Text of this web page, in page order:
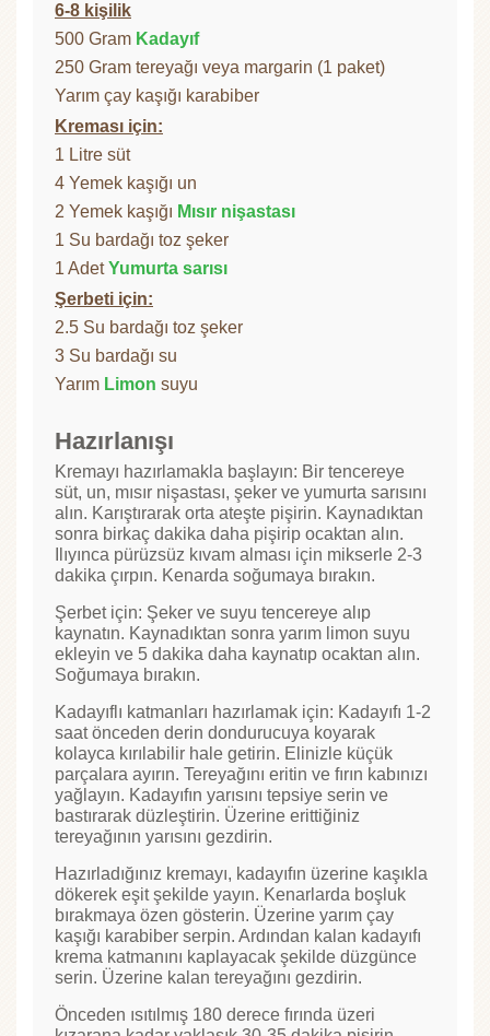
6-8 kişilik
500 Gram Kadayıf
250 Gram tereyağı veya margarin (1 paket)
Yarım çay kaşığı karabiber
Kreması için:
1 Litre süt
4 Yemek kaşığı un
2 Yemek kaşığı Mısır nişastası
1 Su bardağı toz şeker
1 AdetYumurta sarısı
Şerbeti için:
2.5 Su bardağı toz şeker
3 Su bardağı su
Yarım Limon suyu
Hazırlanışı
Kremayı hazırlamakla başlayın: Bir tencereye
süt, un, mısır nişastası, şeker ve yumurta sarısını
alın. Karıştırarak orta ateşte pişirin. Kaynadıktan
sonra birkaç dakika daha pişirip ocaktan alın.
Ilıyınca pürüzsüz kıvam alması için mikserle 2-3
dakika çırpın. Kenarda soğumaya bırakın.
Şerbet için: Şeker ve suyu tencereye alıp
kaynatın. Kaynadıktan sonra yarım limon suyu
ekleyin ve 5 dakika daha kaynatıp ocaktan alın.
Soğumaya bırakın.
Kadayıflı katmanları hazırlamak için: Kadayıfı 1-2
saat önceden derin dondurucuya koyarak
kolayca kırılabilir hale getirin. Elinizle küçük
parçalara ayırın. Tereyağını eritin ve fırın kabınızı
yağlayın. Kadayıfın yarısını tepsiye serin ve
bastırarak düzleştirin. Üzerine erittiğiniz
tereyağının yarısını gezdirin.
Hazırladığınız kremayı, kadayıfın üzerine kaşıkla
dökerek eşit şekilde yayın. Kenarlarda boşluk
bırakmaya özen gösterin. Üzerine yarım çay
kaşığı karabiber serpin. Ardından kalan kadayıfı
krema katmanını kaplayacak şekilde düzgünce
serin. Üzerine kalan tereyağını gezdirin.
Önceden ısıtılmış 180 derece fırında üzeri